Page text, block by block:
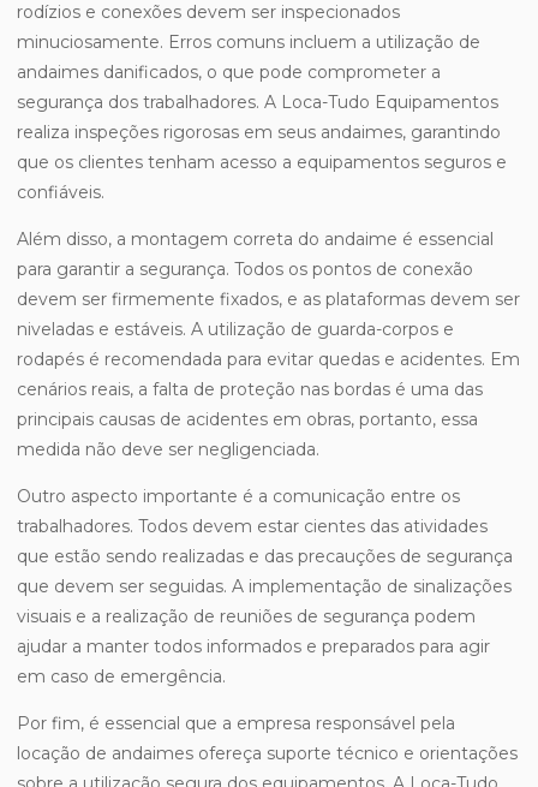
rodízios e conexões devem ser inspecionados
minuciosamente. Erros comuns incluem a utilização de
andaimes danificados, o que pode comprometer a
segurança dos trabalhadores. A Loca-Tudo Equipamentos
realiza inspeções rigorosas em seus andaimes, garantindo
que os clientes tenham acesso a equipamentos seguros e
confiáveis.
Além disso, a montagem correta do andaime é essencial
para garantir a segurança. Todos os pontos de conexão
devem ser firmemente fixados, e as plataformas devem ser
niveladas e estáveis. A utilização de guarda-corpos e
rodapés é recomendada para evitar quedas e acidentes. Em
cenários reais, a falta de proteção nas bordas é uma das
principais causas de acidentes em obras, portanto, essa
medida não deve ser negligenciada.
Outro aspecto importante é a comunicação entre os
trabalhadores. Todos devem estar cientes das atividades
que estão sendo realizadas e das precauções de segurança
que devem ser seguidas. A implementação de sinalizações
visuais e a realização de reuniões de segurança podem
ajudar a manter todos informados e preparados para agir
em caso de emergência.
Por fim, é essencial que a empresa responsável pela
locação de andaimes ofereça suporte técnico e orientações